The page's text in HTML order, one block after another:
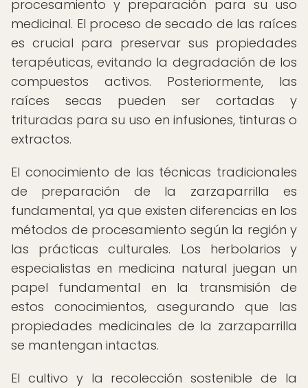
procesamiento y preparación para su uso
medicinal. El proceso de secado de las raíces
es crucial para preservar sus propiedades
terapéuticas, evitando la degradación de los
compuestos activos. Posteriormente, las
raíces secas pueden ser cortadas y
trituradas para su uso en infusiones, tinturas o
extractos.
El conocimiento de las técnicas tradicionales
de preparación de la zarzaparrilla es
fundamental, ya que existen diferencias en los
métodos de procesamiento según la región y
las prácticas culturales. Los herbolarios y
especialistas en medicina natural juegan un
papel fundamental en la transmisión de
estos conocimientos, asegurando que las
propiedades medicinales de la zarzaparrilla
se mantengan intactas.
El cultivo y la recolección sostenible de la